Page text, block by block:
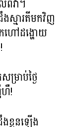
ស្មារតីមកវិញ
កហៅដង្ហោយ
រាប់ថ្ងៃ
ហឺ!
ខ្លួនឡើង